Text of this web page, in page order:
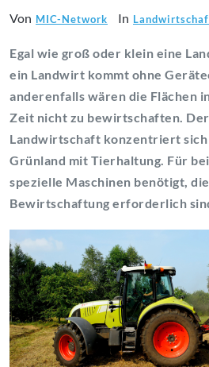
Von MIC-Network In
Egal wie groß oder klein eine
ein Landwirt kommt ohne
anderenfalls wären die Flächen
Zeit nicht zu bewirtschaften.
Landwirtschaft konzentriert sich
Grünland mit Tierhaltung. Für
spezielle Maschinen benötigt,
Bewirtschaftung erforderlich